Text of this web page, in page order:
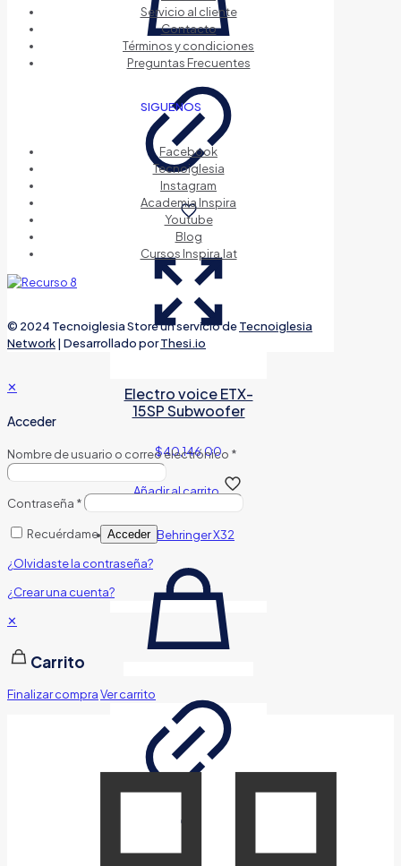
Electro voice ETX-
15SP Subwoofer
$40,146.00
Añadir al carrito
Servicio al cliente
Contacto
Términos y condiciones
Preguntas Frecuentes
SIGUENOS
Facebook
Tecnoiglesia
Instagram
Academia Inspira
Youtube
Blog
Cursos Inspira.lat
© 2024 Tecnoiglesia Store un servicio deTecnoiglesia
Network| Desarrollado porThesi.io
✕
Acceder
Nombre de usuario o correo electrónico *
Contraseña *
Recuérdame Acceder
¿Olvidaste la contraseña?
¿Crear una cuenta?
✕
Carrito
Finalizar compraVer carrito